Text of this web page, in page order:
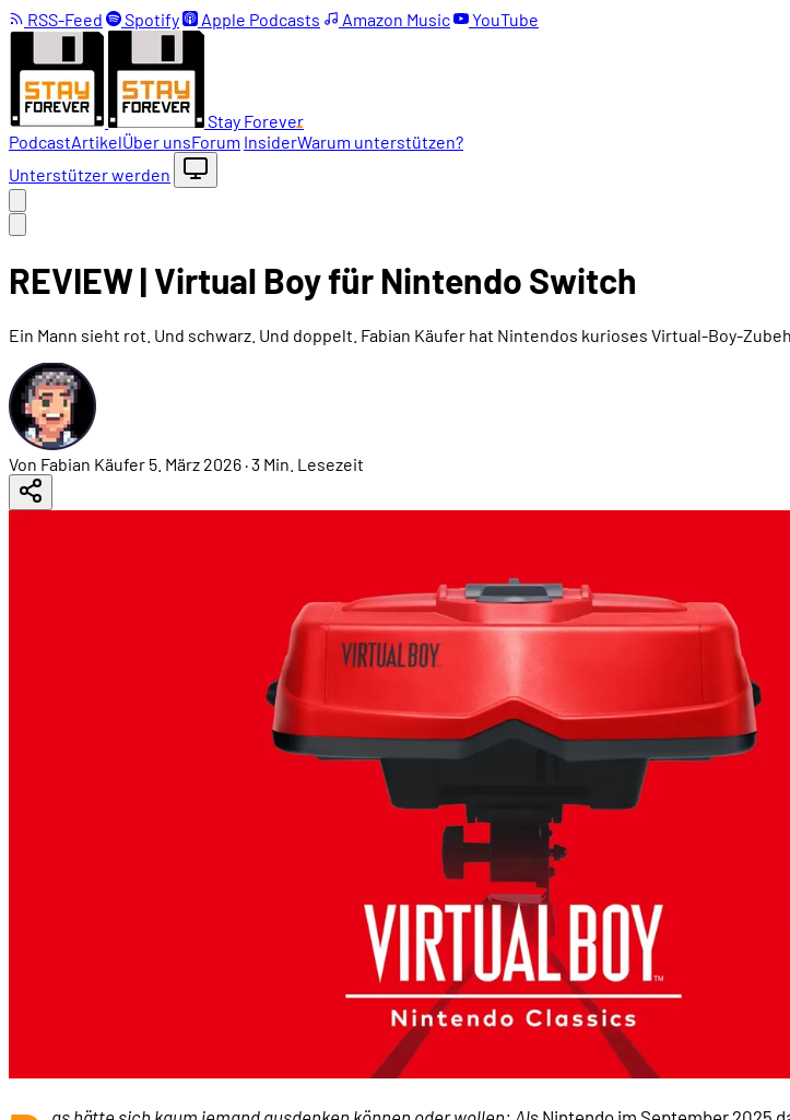
RSS-Feed Spotify Apple Podcasts Amazon Music YouTube
Stay Forever
PodcastArtikelÜber unsForum InsiderWarum unterstützen?
Unterstützer werden
REVIEW | Virtual Boy für Nintendo Switch
Ein Mann sieht rot. Und schwarz. Und doppelt. Fabian Käufer hat Nintendos kurioses Virtual-Boy-
Von Fabian Käufer 5. März 2026 ·3 Min. Lesezeit